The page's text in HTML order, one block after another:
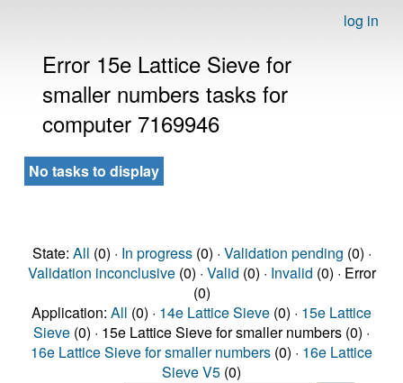
log in
Error 15e Lattice Sieve for
smaller numbers tasks for
computer 7169946
No tasks to display
State: All (0) · In progress(0) · Validation pending (0) ·
Validation inconclusive(0) · Valid (0) · Invalid (0) · Error
(0)
Application: All (0) · 14e Lattice Sieve (0) · 15e Lattice
Sieve (0) · 15e Lattice Sieve for smaller numbers (0) ·
16e Lattice Sieve for smaller numbers (0) · 16e Lattice
Sieve V5 (0)